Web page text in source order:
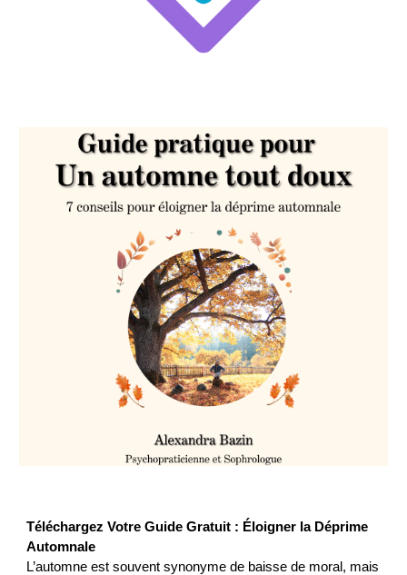
Téléchargez Votre Guide Gratuit : Éloigner la Déprime
Automnale
L’automne est souvent synonyme de baisse de moral, mais